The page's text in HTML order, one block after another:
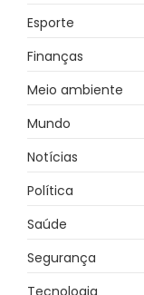
Esporte
Finanças
Meio ambiente
Mundo
Notícias
Política
Saúde
Segurança